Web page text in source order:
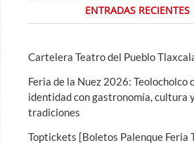
ENTRADAS RECIENTES
Cartelera Teatro del Pueblo
Feria de la Nuez 2026: Teolocholco
identidad con gastronomía, cultura
tradiciones
Toptickets [Boletos Palenque Feria